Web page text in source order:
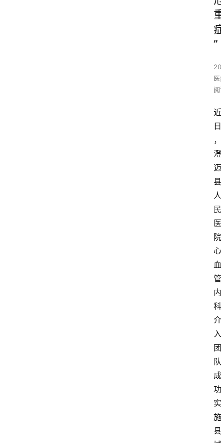
”
近
日
，
澄
迈
县
人
民
医
院
心
血
管
内
科
介
入
团
队
成
功
实
施
县